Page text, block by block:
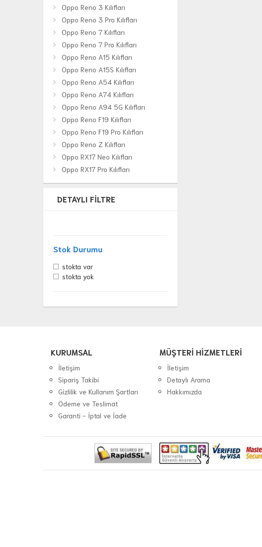
Oppo Reno 3 Kılıfları
Oppo Reno 3 Pro Kılıfları
Oppo Reno 7 Kılıfları
Oppo Reno 7 Pro Kılıfları
Oppo Reno A15 Kılıfları
Oppo Reno A15S Kılıfları
Oppo Reno A54 Kılıfları
Oppo Reno A74 Kılıfları
Oppo Reno A94 5G Kılıfları
Oppo Reno F19 Kılıfları
Oppo Reno F19 Pro Kılıfları
Oppo Reno Z Kılıfları
Oppo RX17 Neo Kılıfları
Oppo RX17 Pro Kılıfları
DETAYLI FILTRE
Stok Durumu
stokta var
stokta yok
KURUMSAL
İletişim
Sipariş Takibi
Gizlilik ve Kullanım Şartları
Ödeme ve Teslimat
Garanti - İptal ve İade
MÜŞTERİ HİZMETLERİ
İletişim
Detaylı Arama
Hakkımızda